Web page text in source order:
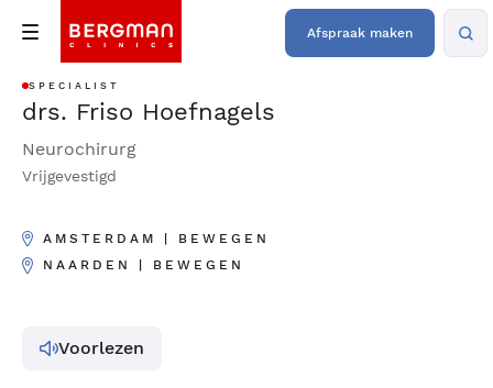
Afspraak maken
SPECIALIST
drs. Friso Hoefnagels
Neurochirurg
Vrijgevestigd
AMSTERDAM | BEWEGEN
NAARDEN | BEWEGEN
Voorlezen